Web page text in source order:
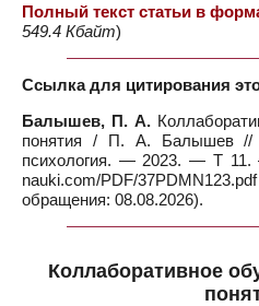
Полный текст статьи в
549.4 Кбайт)
Ссылка для цитирования
Балышев, П. А.
понятия / П. А. Балышев //
психология. — 2023. — Т
nauki.com/PDF/
обращения: 08.08.2026).
Коллаборативное